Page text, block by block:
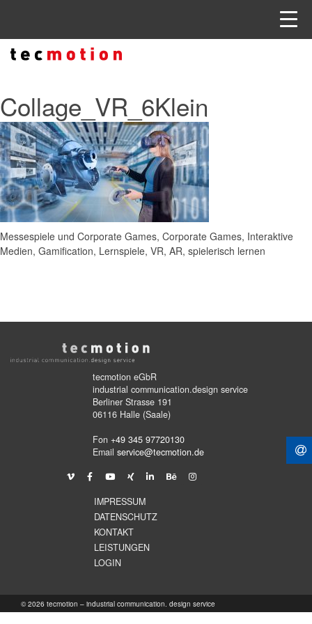
Collage_VR_6Klein
Messespiele und Corporate Games, Corporate Games, Interaktive
Medien, Gamification, Lernspiele, VR, AR, spielerisch lernen
tecmotion eGbR
industrial communication.design service
Berliner Strasse 191
06116 Halle (Saale)
Fon +49 345 97720130
Email service@tecmotion.de
IMPRESSUM
DATENSCHUTZ
KONTAKT
LEISTUNGEN
LOGIN
© 2026 tecmotion – industrial communication. design service